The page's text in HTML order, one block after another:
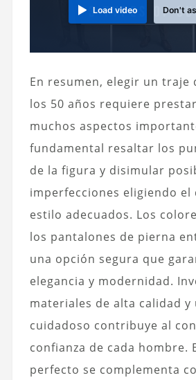
Load video Don't
En resumen, elegir un traje
los 50 años requiere
muchos aspectos
fundamental resaltar los
de la figura y disimular
imperfecciones eligiendo el
estilo adecuados. Los
los pantalones de pierna
una opción segura que
elegancia y modernidad.
materiales de alta calidad y
cuidadoso contribuye al
confianza de cada hombre.
perfecto se complementa